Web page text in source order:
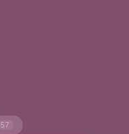
57